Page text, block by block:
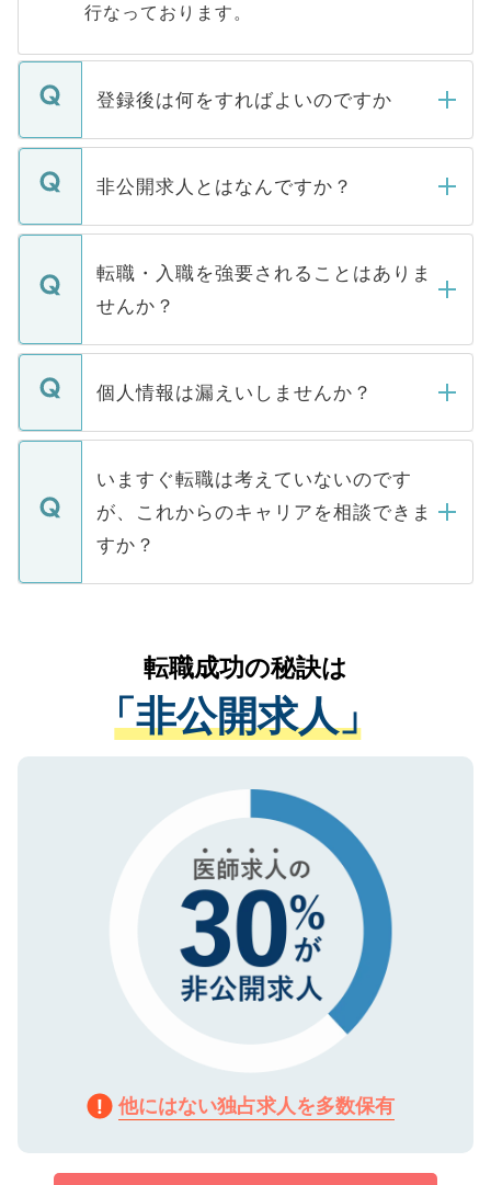
行なっております。
登録後は何をすればよいのですか
ご登録いただきましたら、弊社担当者がご
登録内容を確認し、その後メールもしくは
ます。通常、5営業日以内にはご連絡をせて
いただきますので、しばらくお待ちくださ
非公開求人とはなんですか？
マイナビDOCTORで取り扱っている求人の
うち約3割は、Webサイトからご覧いただ
けない「非公開求人」です。非公開求人は
下記の理由によって、一般には公開してい
ません。
■応募殺到を避けるため 人気のある医療機
関を公にしてしまうと、応募が殺到する場
に、医療機関が求める条件に合った人材の
みを人材紹介会社に依頼するケースが増え
ています。
転職・入職を強要されることはありま
せんか？
転職・入職を強要することは一切ありませ
ん。また、仮に応募先から内定をいただい
定を承諾する必要はありません。内定先へ
の辞退の連絡はキャリアパートナーが行い
個人情報は漏えいしませんか？
個人情報が漏えいすることはありませんの
で、ご安心ください。当サイトからの登録
などで収集したご登録者様の個人情報は、
ご本人のキャリアアップおよび転職活動の
支援を目的に使用いたします。お預かりし
ているすべての個人データはご本人の許可
は、個人情報の取り扱いについての厳密な
管理基準を満たした事業者のみに付与され
る、プライバシーマークを取得済みです。
で、機密保持に関してもご安心ください。
いますぐ転職は考えていないのです
が、これからのキャリアを相談できま
すか？
かがいして、現在の医療機関の状況や紹介
経験をまじえながら、適切なアドバイスを
させていただきます。すぐにご転職をされ
ない方には、長期的なサポートが可能です
ので、まずはご登録ください。
転職成功の秘訣は
「非公開求人」
他にはない独占求人を多数保有